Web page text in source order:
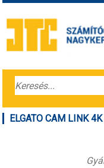
ELGATO CAM LINK